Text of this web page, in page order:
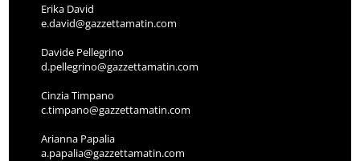
Erika David
e.david@gazzettamatin.com
Davide Pellegrino
d.pellegrino@gazzettamatin.com
Cinzia Timpano
c.timpano@gazzettamatin.com
Arianna Papalia
a.papalia@gazzettamatin.com